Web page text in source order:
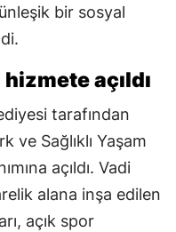
bir sosyal
hizmete açıldı
tarafından
ve Sağlıklı Yaşam
açıldı. Vadi
alana inşa edilen
açık spor